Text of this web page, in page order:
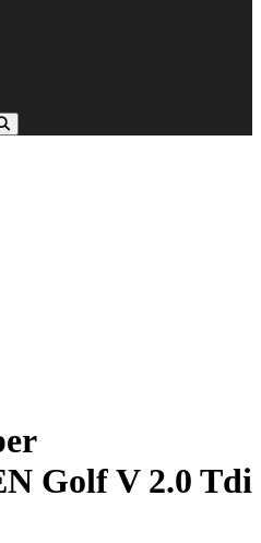
Golf V 2.0 Tdi